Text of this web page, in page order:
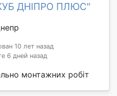
ДНІПРО ПЛЮС"
10 лет назад
6 дней назад
монтажних робіт